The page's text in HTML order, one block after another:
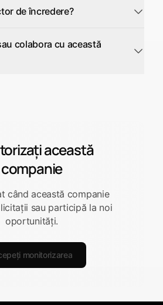
de încredere?
colabora cu această
această
companie
când această companie
sau participă la noi
oportunități.
monitorizarea